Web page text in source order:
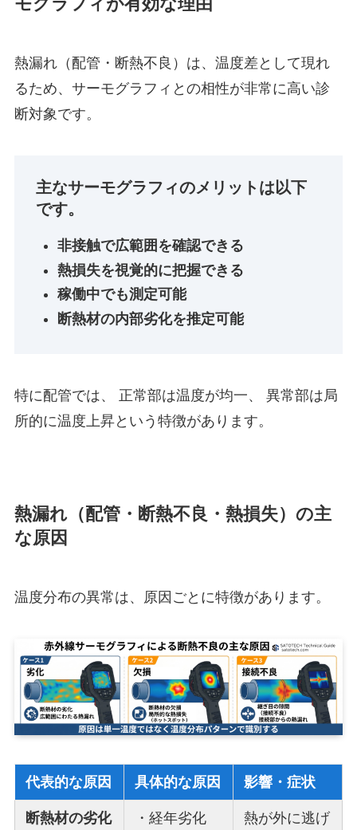
モグラフィが有効な理由
熱漏れ（配管・断熱不良）は、温度差として現れ
るため、サーモグラフィとの相性が非常に高い診
断対象です。
主なサーモグラフィのメリットは以下
です。
非接触で広範囲を確認できる
熱損失を視覚的に把握できる
稼働中でも測定可能
断熱材の内部劣化を推定可能
特に配管では、 正常部は温度が均一、 異常部は局
所的に温度上昇という特徴があります。
熱漏れ（配管・断熱不良・熱損失）の主
な原因
温度分布の異常は、原因ごとに特徴があります。
代表的な原因 具体的な原因 影響・症状
断熱材の劣化
・経年劣化
熱が外に逃げ